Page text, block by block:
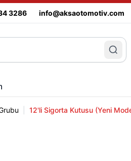
3286 info@aksaotomotiv.com
12'li Sigorta Kutusu (Yeni